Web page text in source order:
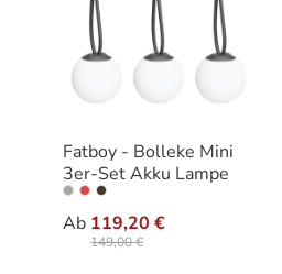
Fatboy - Bolleke Mini
3er-Set Akku Lampe
Ab 119,20 €
149,00 €
Varianten